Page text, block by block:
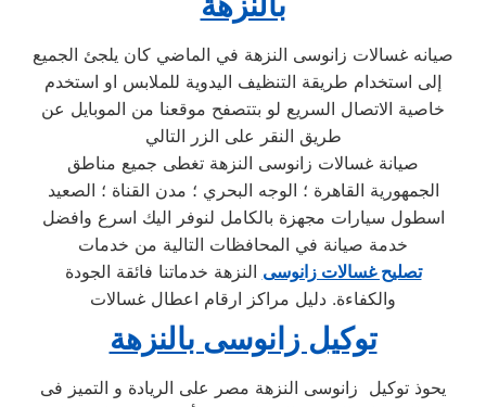
صيانه غسالات زانوسى النزهة في الماضي كان يلجئ الجميع
إلى استخدام طريقة التنظيف اليدوية للملابس او استخدم
خاصية الاتصال السريع لو بتتصفح موقعنا من الموبايل عن
طريق النقر على الزر التالي
صيانة غسالات زانوسى النزهة تغطى جميع مناطق
الجمهورية القاهرة ؛ الوجه البحري ؛ مدن القناة ؛ الصعيد
اسطول سيارات مجهزة بالكامل لنوفر اليك اسرع وافضل
خدمة صيانة في المحافظات التالية من خدمات
تصليح غسالات زانوسى النزهة خدماتنا فائقة الجودة
والكفاءة. دليل مراكز ارقام اعطال غسالات
توكيل زانوسى بالنزهة
يحوذ توكيل زانوسى النزهة مصر على الريادة و التميز فى